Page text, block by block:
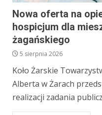
Nowa oferta na
hospicjum dla
żagańskiego
5 sierpnia 2026
Koło Żarskie
Alberta w Żarach
realizacji zadania